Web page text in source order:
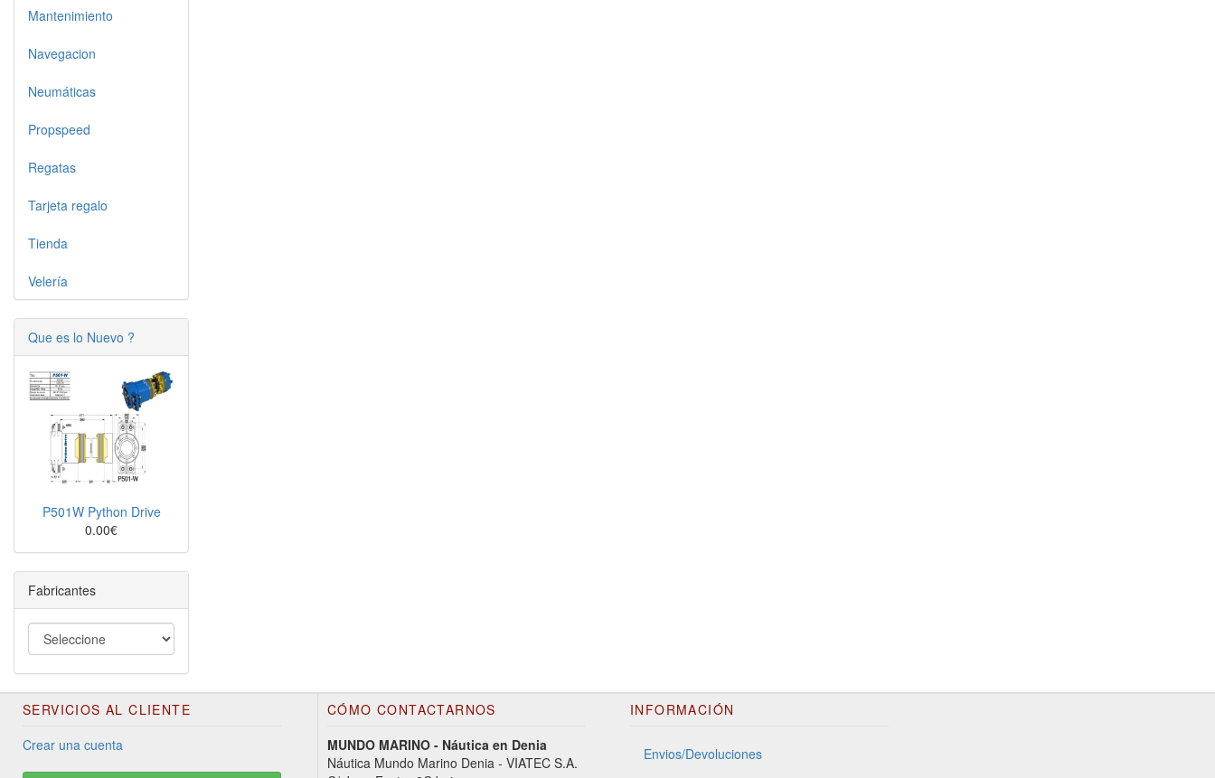
Mantenimiento
Navegacion
Neumáticas
Propspeed
Regatas
Tarjeta regalo
Tienda
Velería
Que es lo Nuevo ?
P501W Python Drive
0.00€
Fabricantes
SERVICIOS AL CLIENTE
Crear una cuenta
CÓMO CONTACTARNOS
MUNDO MARINO - Náutica en Denia
Náutica Mundo Marino Denia - VIATEC S.A.
INFORMACIÓN
Envios/Devoluciones